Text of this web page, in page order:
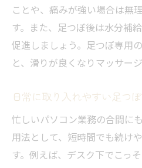
ことや、痛みが強い場合は無
す。また、足つぼ後は水分補
促進しましょう。足つぼ専用
と、滑りが良くなりマッサー
日常に取り入れやすい足つ
忙しいパソコン業務の合間に
用法として、短時間でも続け
す。例えば、デスク下でこっ